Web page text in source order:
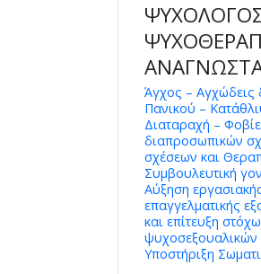
Άγχος – Αγχώδεις
Πανικού –
Διαταραχή –
διαπροσωπικών
σχέσεων και
Συμβουλευτική
Αύξηση
επαγγελματικής
και επίτευξη
ψυχοσεξουαλικών
Υποστήριξη